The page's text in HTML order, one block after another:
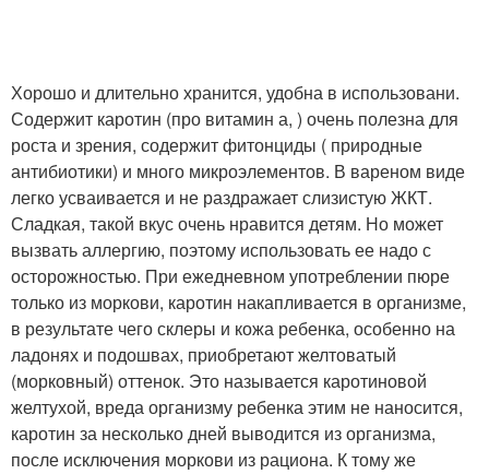
Хорошо и длительно хранится, удобна в использовани.
Содержит каротин (про витамин а, ) очень полезна для
роста и зрения, содержит фитонциды ( природные
антибиотики) и много микроэлементов. В вареном виде
легко усваивается и не раздражает слизистую ЖКТ.
Сладкая, такой вкус очень нравится детям. Но может
вызвать аллергию, поэтому использовать ее надо с
осторожностью. При ежедневном употреблении пюре
только из моркови, каротин накапливается в организме,
в результате чего склеры и кожа ребенка, особенно на
ладонях и подошвах, приобретают желтоватый
(морковный) оттенок. Это называется каротиновой
желтухой, вреда организму ребенка этим не наносится,
каротин за несколько дней выводится из организма,
после исключения моркови из рациона. К тому же